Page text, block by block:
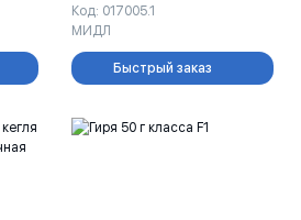
Код: 017005.1
МИДЛ
Быстрый заказ